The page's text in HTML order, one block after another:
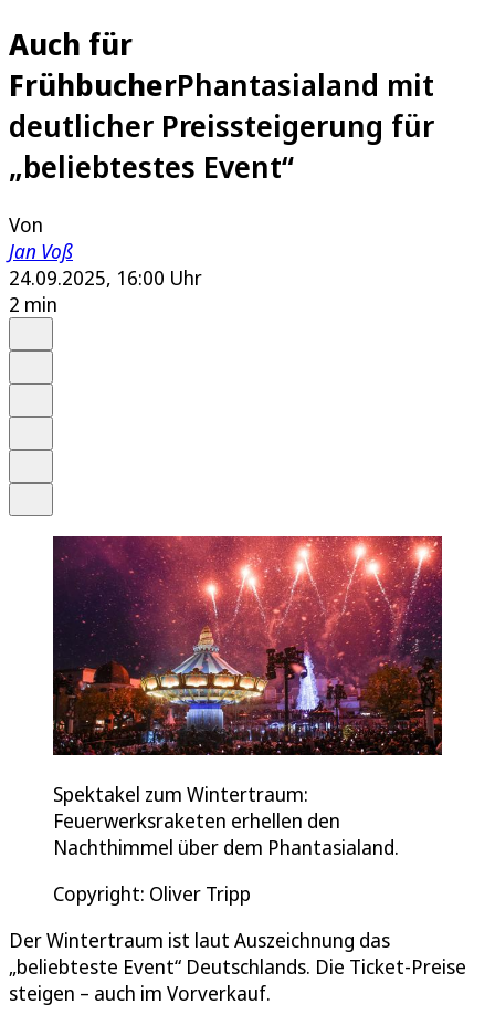
Auch für
FrühbucherPhantasialand mit
deutlicher Preissteigerung für
„beliebtestes Event“
Von
Jan Voß
24.09.2025, 16:00 Uhr
2 min
Spektakel zum Wintertraum:
Feuerwerksraketen erhellen den
Nachthimmel über dem Phantasialand.
Copyright: Oliver Tripp
Der Wintertraum ist laut Auszeichnung das
„beliebteste Event“ Deutschlands. Die Ticket-Preise
steigen – auch im Vorverkauf.